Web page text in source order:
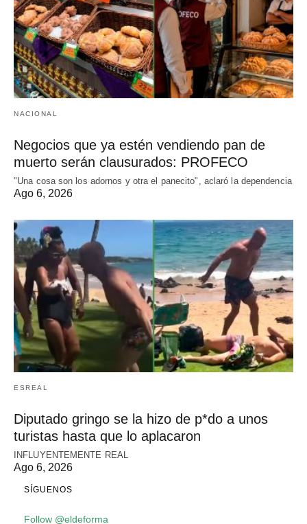
NACIONAL
Negocios que ya estén vendiendo pan de
muerto serán clausurados: PROFECO
"Una cosa son los adornos y otra el panecito", aclaró la dependencia
Ago 6, 2026
ESREAL
Diputado gringo se la hizo de p*do a unos
turistas hasta que lo aplacaron
INFLUYENTEMENTE REAL
Ago 6, 2026
SÍGUENOS
Follow @eldeforma